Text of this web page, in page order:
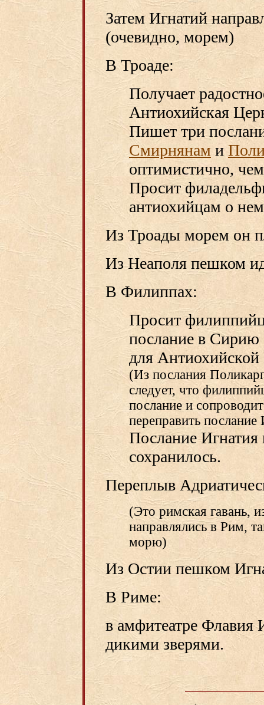
Затем Игнатий
(очевидно, морем)
В Троаде:
Получает
Антиохийская
Пишет три
Смирнянам и
оптимистично,
Просит
антиохийцам о
Из Троады морем он
Из Неаполя пешком
В Филиппах:
Просит
послание в Сирию
для
(Из послания
следует, что
послание и
переправить
Послание
сохранилось.
Переплыв
(Это римская гавань,
направлялись в Рим,
морю)
Из Остии пешком
В Риме:
в амфитеатре Флавия
дикими зверями.